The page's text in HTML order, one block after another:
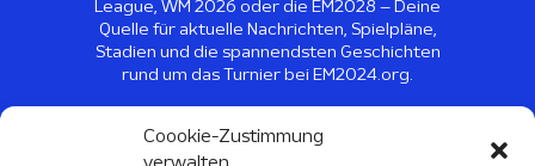
Coookie-Zustimmung
League, WM 2026 oder die EM2028 – Deine
Quelle für aktuelle Nachrichten, Spielpläne,
Stadien und die spannendsten Geschichten
rund um das Turnier bei EM2024.org.
© 2026
EM2024 - Alle Rechte
vorbehalten